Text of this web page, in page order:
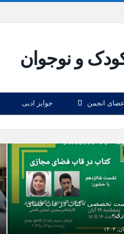
اعضای انجمن جوایز ادبی
تخصصی «کتاب در قاب فضای